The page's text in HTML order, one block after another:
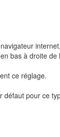
en bas à droite de
ce réglage.
pour ce